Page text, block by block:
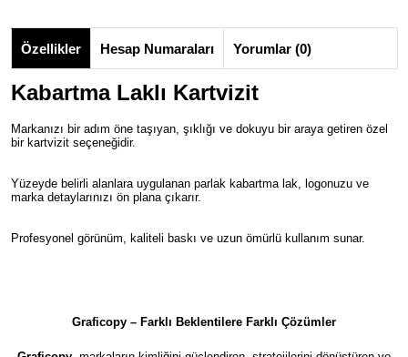
Özellikler Hesap Numaraları Yorumlar (0)
Kabartma Laklı Kartvizit
Markanızı bir adım öne taşıyan, şıklığı ve dokuyu bir araya getiren özel
bir kartvizit seçeneğidir.
Yüzeyde belirli alanlara uygulanan parlak kabartma lak, logonuzu ve
marka detaylarınızı ön plana çıkarır.
Profesyonel görünüm, kaliteli baskı ve uzun ömürlü kullanım sunar.
Graficopy – Farklı Beklentilere Farklı Çözümler